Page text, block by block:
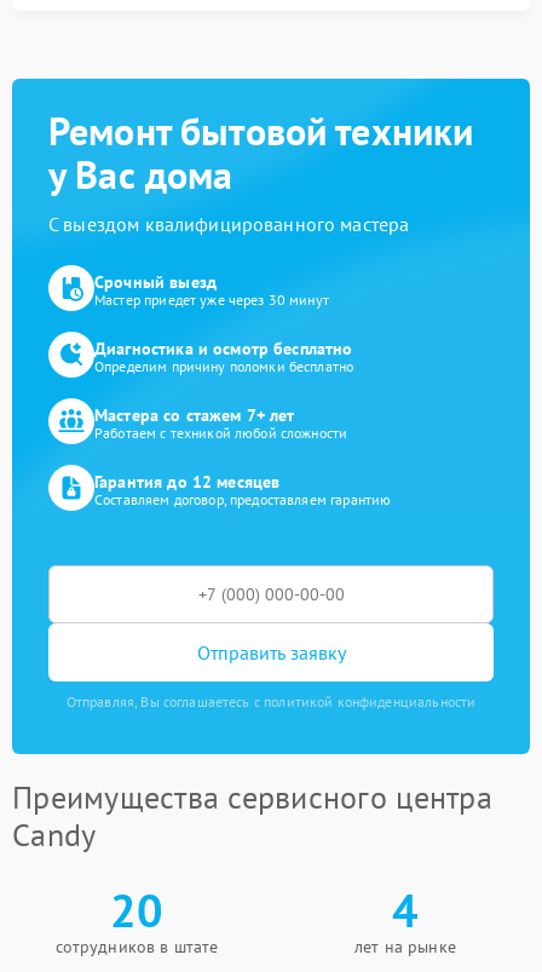
Ремонт бытовой техники
у Вас дома
С выездом квалифицированного мастера
Срочный выезд
Мастер приедет уже через 30 минут
Диагностика и осмотр бесплатно
Определим причину поломки бесплатно
Мастера со стажем 7+ лет
Работаем с техникой любой сложности
Гарантия до 12 месяцев
Составляем договор, предоставляем гарантию
Отправить заявку
Отправляя, Вы соглашаетесь с политикой конфиденциальности
Преимущества сервисного центра
Candy
20
сотрудников в штате
4
лет на рынке